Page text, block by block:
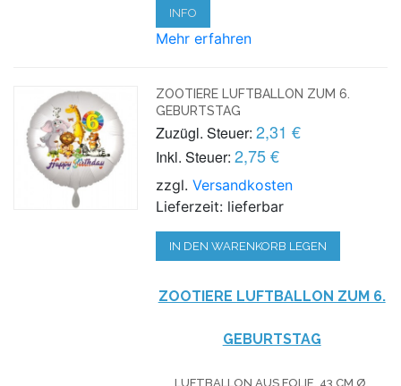
INFO
Mehr erfahren
ZOOTIERE LUFTBALLON ZUM 6.
GEBURTSTAG
Zuzügl. Steuer: 2,31 €
Inkl. Steuer: 2,75 €
zzgl.Versandkosten
Lieferzeit: lieferbar
IN DEN WARENKORB LEGEN
ZOOTIERE LUFTBALLON ZUM 6.
GEBURTSTAG
LUFTBALLON AUS FOLIE, 43 CM Ø,